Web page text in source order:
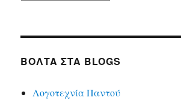
ΒΌΛΤΑ ΣΤΑ BLOGS
Λογοτεχνία Παντού